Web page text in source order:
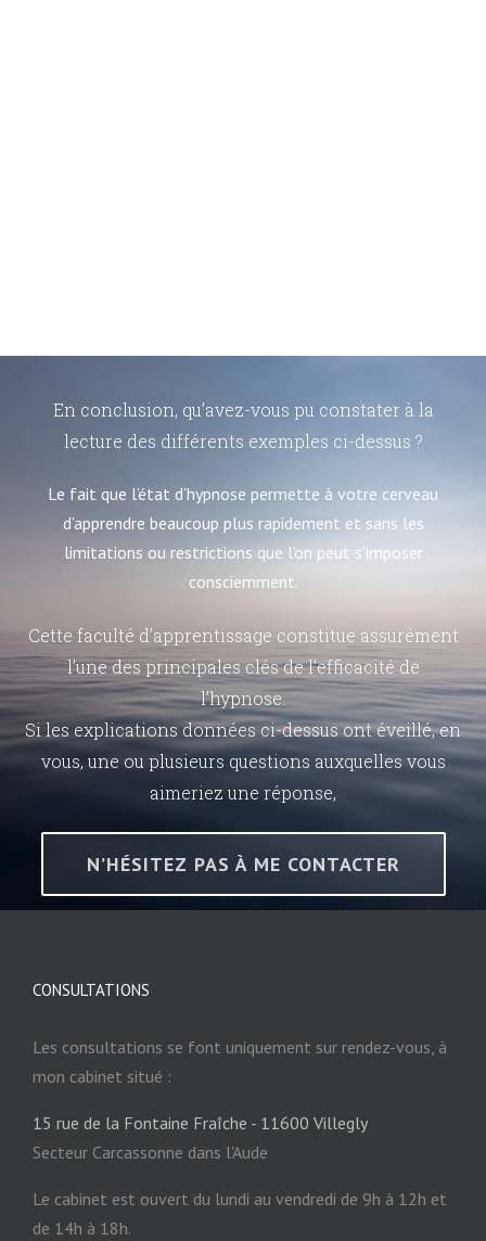
En conclusion, qu’avez-vous pu constater à la
lecture des différents exemples ci-dessus ?
Le fait que l’état d’hypnose permette à votre cerveau
d’apprendre beaucoup plus rapidement et sans les
limitations ou restrictions que l’on peut s’imposer
consciemment.
Cette faculté d’apprentissage constitue assurément
l’une des principales clés de l’efficacité de
l’hypnose.
Si les explications données ci-dessus ont éveillé, en
vous, une ou plusieurs questions auxquelles vous
aimeriez une réponse,
N’HÉSITEZ PAS À ME CONTACTER
CONSULTATIONS
Les consultations se font uniquement sur rendez-vous, à
mon cabinet situé :
15 rue de la Fontaine Fraîche - 11600 Villegly
Secteur Carcassonne dans l'Aude
Le cabinet est ouvert du lundi au vendredi de 9h à 12h et
de 14h à 18h.